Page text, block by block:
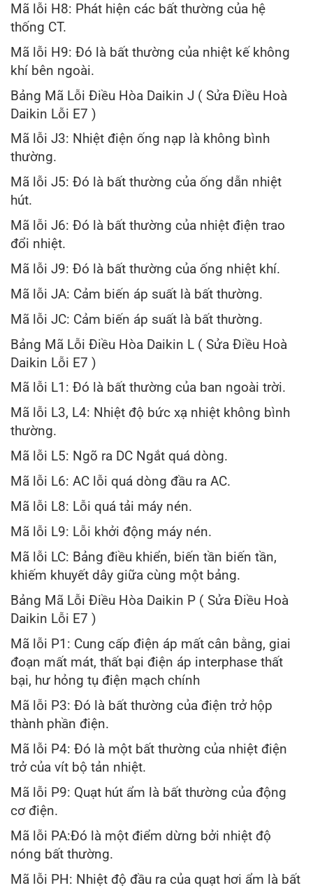
Mã lỗi H8: Phát hiện các bất thường của hệ
thống CT.
Mã lỗi H9: Đó là bất thường của nhiệt kế không
khí bên ngoài.
Bảng Mã Lỗi Điều Hòa Daikin J ( Sửa Điều Hoà
Daikin Lỗi E7 )
Mã lỗi J3: Nhiệt điện ống nạp là không bình
thường.
Mã lỗi J5: Đó là bất thường của ống dẫn nhiệt
hút.
Mã lỗi J6: Đó là bất thường của nhiệt điện trao
đổi nhiệt.
Mã lỗi J9: Đó là bất thường của ống nhiệt khí.
Mã lỗi JA: Cảm biến áp suất là bất thường.
Mã lỗi JC: Cảm biến áp suất là bất thường.
Bảng Mã Lỗi Điều Hòa Daikin L ( Sửa Điều Hoà
Daikin Lỗi E7 )
Mã lỗi L1: Đó là bất thường của ban ngoài trời.
Mã lỗi L3, L4: Nhiệt độ bức xạ nhiệt không bình
thường.
Mã lỗi L5: Ngõ ra DC Ngắt quá dòng.
Mã lỗi L6: AC lỗi quá dòng đầu ra AC.
Mã lỗi L8: Lỗi quá tải máy nén.
Mã lỗi L9: Lỗi khởi động máy nén.
Mã lỗi LC: Bảng điều khiển, biến tần biến tần,
khiếm khuyết dây giữa cùng một bảng.
Bảng Mã Lỗi Điều Hòa Daikin P ( Sửa Điều Hoà
Daikin Lỗi E7 )
Mã lỗi P1: Cung cấp điện áp mất cân bằng, giai
đoạn mất mát, thất bại điện áp interphase thất
bại, hư hỏng tụ điện mạch chính
Mã lỗi P3: Đó là bất thường của điện trở hộp
thành phần điện.
Mã lỗi P4: Đó là một bất thường của nhiệt điện
trở của vít bộ tản nhiệt.
Mã lỗi P9: Quạt hút ẩm là bất thường của động
cơ điện.
Mã lỗi PA:Đó là một điểm dừng bởi nhiệt độ
nóng bất thường.
Mã lỗi PH: Nhiệt độ đầu ra của quạt hơi ẩm là bất